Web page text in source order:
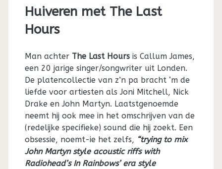
Huiveren met The Last
Hours
Man achter The Last Hoursis Callum James,
een 20 jarige singer/songwriter uit Londen.
De platencollectie van z’n pa bracht ‘m de
liefde voor artiesten als Joni Mitchell, Nick
Drake en John Martyn. Laatstgenoemde
neemt hij ook mee in het omschrijven van de
(redelijke specifieke) sound die hij zoekt. Een
obsessie, noemt-ie het zelfs, “trying to mix
John Martyn style acoustic riffs with
Radiohead’s In Rainbows’ era style